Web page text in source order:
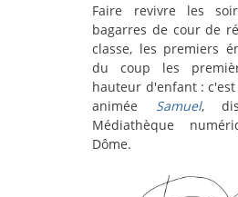
Faire revivre les
bagarres de cour de
classe, les premiers
du coup les
hauteur d'enfant :
animée Samuel,
Médiathèque
Dôme.